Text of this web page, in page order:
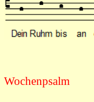
Wochenpsalm